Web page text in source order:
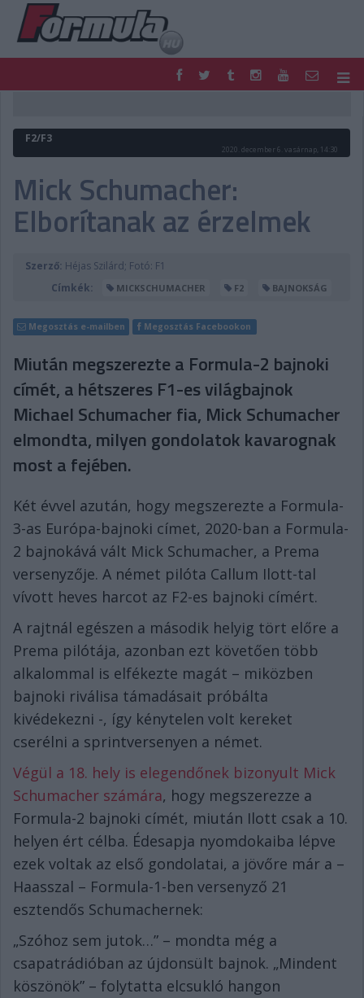
FORMULA
MOTOR
HAZAI
PODCAST
SHOP
LIVE
TIPPJÁTÉK
DIGITÁLIS MAGAZIN
PONTÁLLÁSOK
F2/F3
2020. december 6. vasárnap, 14:30
Mick Schumacher:
Elborítanak az érzelmek
Szerző: Héjas Szilárd; Fotó: F1
Címkék:
MICKSCHUMACHER F2 BAJNOKSÁG
Megosztás e-mailben Megosztás Facebookon
Miután megszerezte a Formula-2 bajnoki
címét, a hétszeres F1-es világbajnok
Michael Schumacher fia, Mick Schumacher
elmondta, milyen gondolatok kavarognak
most a fejében.
Két évvel azután, hogy megszerezte a Formula-
3-as Európa-bajnoki címet, 2020-ban a Formula-
2 bajnokává vált Mick Schumacher, a Prema
versenyzője. A német pilóta Callum Ilott-tal
vívott heves harcot az F2-es bajnoki címért.
A rajtnál egészen a második helyig tört előre a
Prema pilótája, azonban ezt követően több
alkalommal is elfékezte magát – miközben
bajnoki riválisa támadásait próbálta
kivédekezni -, így kénytelen volt kereket
cserélni a sprintversenyen a német.
Végül a 18. hely is elegendőnek bizonyult Mick
Schumacher számára, hogy megszerezze a
Formula-2 bajnoki címét, miután Ilott csak a 10.
helyen ért célba. Édesapja nyomdokaiba lépve
ezek voltak az első gondolatai, a jövőre már a –
Haasszal – Formula-1-ben versenyző 21
esztendős Schumachernek:
„Szóhoz sem jutok…” – mondta még a
csapatrádióban az újdonsült bajnok. „Mindent
köszönök” – folytatta elcsukló hangon